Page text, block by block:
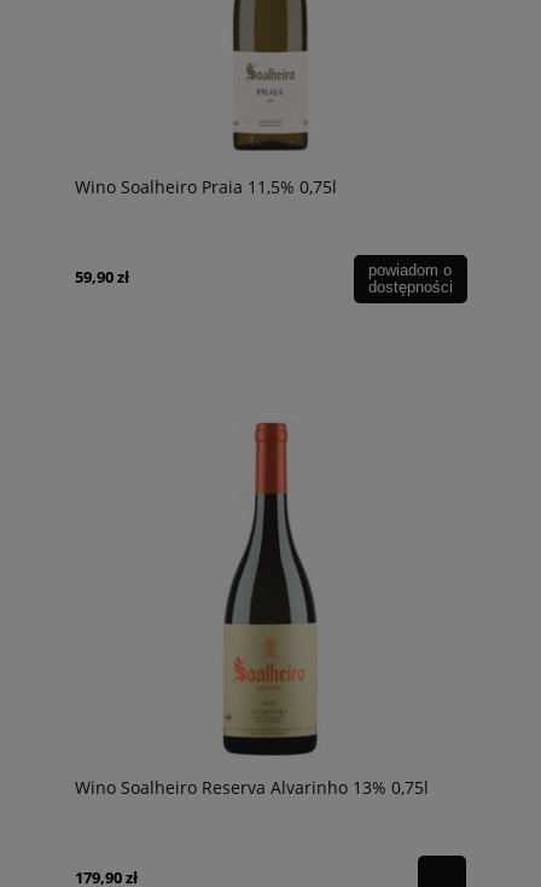
Wino Soalheiro Praia 11,5% 0,75l
59,90 zł
powiadom o
dostępności
Wino Soalheiro Reserva Alvarinho 13% 0,75l
179,90 zł